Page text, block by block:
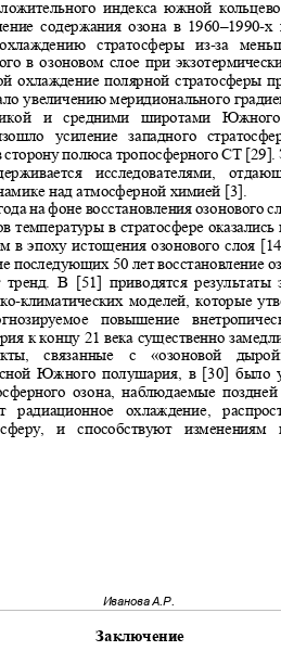
индекса южной
содержания озона в 1960‒1990-х
стратосферы из-за
в озоновом слое при
охлаждение полярной стратосферы
увеличению меридионального
и средними широтами
усиление западного
сторону полюса тропосферного СТ
исследователями,
над атмосферной химией [3].
на фоне восстановления озонового
температуры в стратосфере
в эпоху истощения озонового слоя
последующих 50 лет восстановление
тренд. В [51] приводятся
-климатических моделей, которые
повышение
к концу 21 века существенно
связанные с «озоновой
Южного полушария, в [30] было
озона, наблюдаемые
радиационное охлаждение,
и способствуют
Иванова А.Р.
Заключение